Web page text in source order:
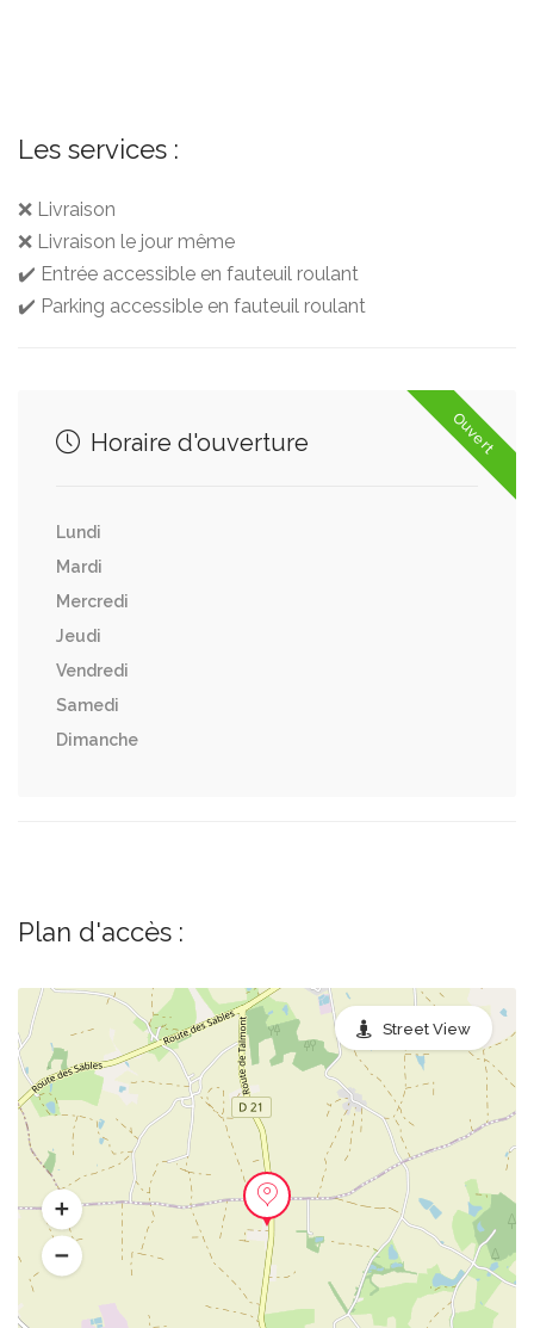
Les services :
❌ Livraison
❌ Livraison le jour même
✔️ Entrée accessible en fauteuil roulant
✔️ Parking accessible en fauteuil roulant
Ouvert
Horaire d'ouverture
Lundi
Mardi
Mercredi
Jeudi
Vendredi
Samedi
Dimanche
Plan d'accès :
Street View